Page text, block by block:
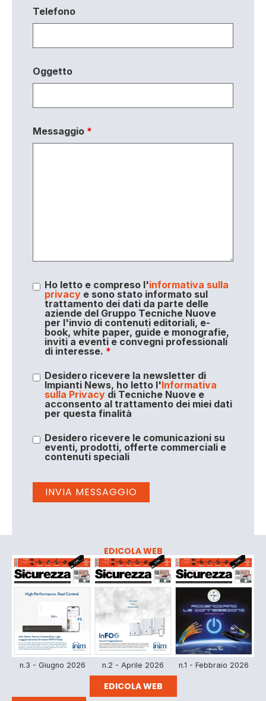
Telefono
Oggetto
Messaggio *
Ho letto e compreso l'informativa sulla
privacye sono stato informato sul
trattamento dei dati da parte delle
aziende del Gruppo Tecniche Nuove
per l'invio di contenuti editoriali, e-
book, white paper, guide e monografie,
inviti a eventi e convegni professionali
di interesse. *
Desidero ricevere la newsletter di
Impianti News, ho letto l'Informativa
sulla Privacydi Tecniche Nuove e
acconsento al trattamento dei miei dati
per questa finalità
Desidero ricevere le comunicazioni su
eventi, prodotti, offerte commerciali e
contenuti speciali
EDICOLA WEB
n.3 - Giugno 2026 n.2 - Aprile 2026 n.1 - Febbraio 2026
EDICOLA WEB